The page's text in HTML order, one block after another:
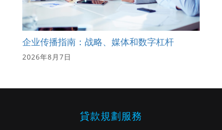
企业传播指南：战略、媒体和数字杠杆
2026年8月7日
貸款規劃服務